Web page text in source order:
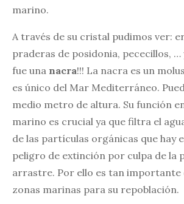
marino.
A través de su cristal pudimos ver:
praderas de posidonia, pececillos, …
fue una nacra!!! La nacra es un
es único del Mar Mediterráneo.
medio metro de altura. Su función
marino es crucial ya que filtra el
de las partículas orgánicas que hay
peligro de extinción por culpa de la
arrastre. Por ello es tan importante
zonas marinas para su repoblación.